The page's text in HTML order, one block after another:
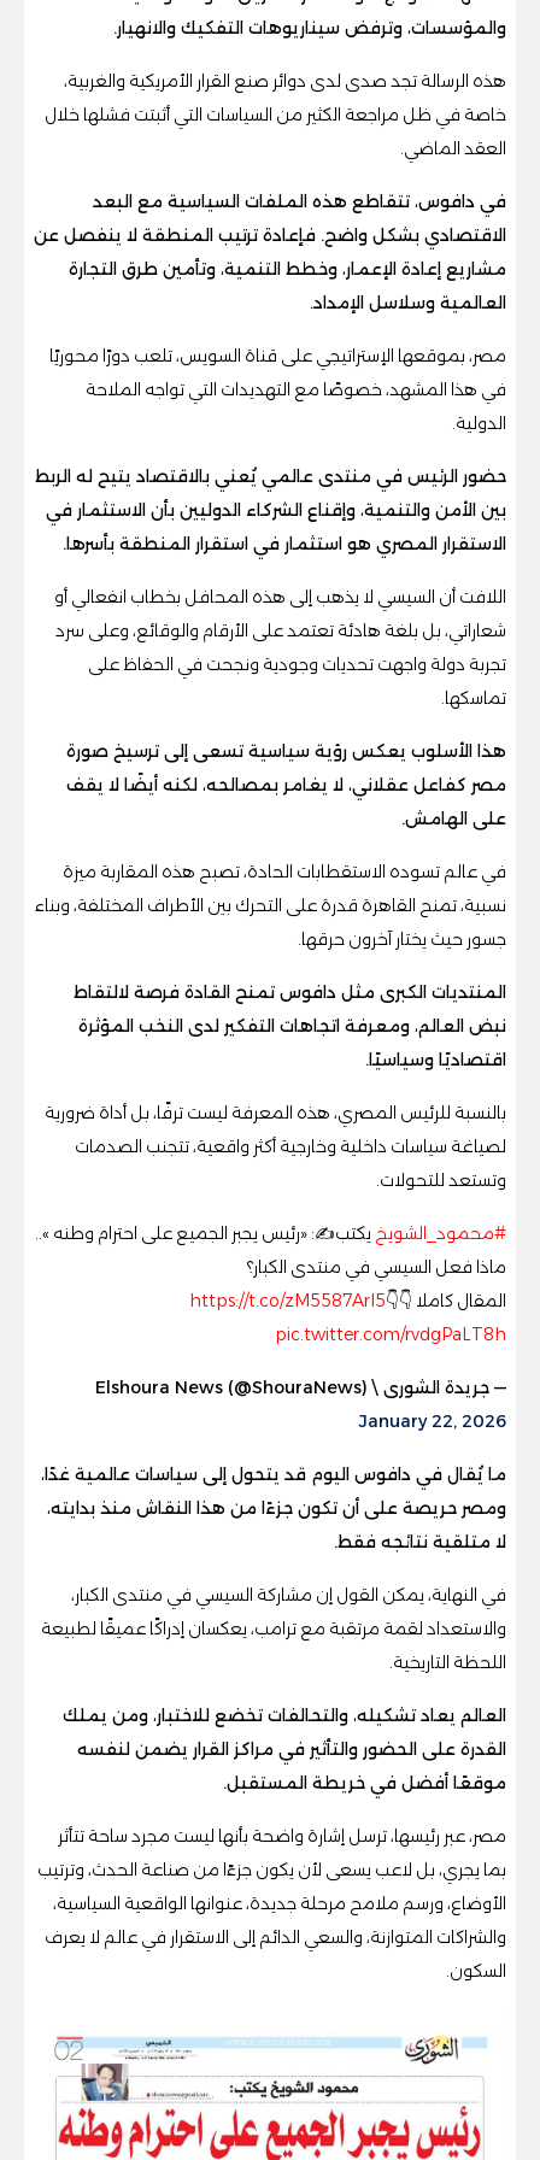
والمؤسسات، وترفض سيناريوهات التفكيك والانهيار.
هذه الرسالة تجد صدى لدى دوائر صنع القرار الأمريكية والغربية،
خاصة في ظل مراجعة الكثير من السياسات التي أثبتت فشلها خلال
العقد الماضي.
في دافوس، تتقاطع هذه الملفات السياسية مع البعد
الاقتصادي بشكل واضح. فإعادة ترتيب المنطقة لا ينفصل عن
مشاريع إعادة الإعمار، وخطط التنمية، وتأمين طرق التجارة
العالمية وسلاسل الإمداد.
مصر، بموقعها الإستراتيجي على قناة السويس، تلعب دورًا محوريًا
في هذا المشهد، خصوصًا مع التهديدات التي تواجه الملاحة
الدولية.
حضور الرئيس في منتدى عالمي يُعني بالاقتصاد يتيح له الربط
بين الأمن والتنمية، وإقناع الشركاء الدوليين بأن الاستثمار في
الاستقرار المصري هو استثمار في استقرار المنطقة بأسرها.
اللافت أن السيسي لا يذهب إلى هذه المحافل بخطاب انفعالي أو
شعاراتي، بل بلغة هادئة تعتمد على الأرقام والوقائع، وعلى سرد
تجربة دولة واجهت تحديات وجودية ونجحت في الحفاظ على
تماسكها.
هذا الأسلوب يعكس رؤية سياسية تسعى إلى ترسيخ صورة
مصر كفاعل عقلاني، لا يغامر بمصالحه، لكنه أيضًا لا يقف
على الهامش.
في عالم تسوده الاستقطابات الحادة، تصبح هذه المقاربة ميزة
نسبية، تمنح القاهرة قدرة على التحرك بين الأطراف المختلفة، وبناء
جسور حيث يختار آخرون حرقها.
المنتديات الكبرى مثل دافوس تمنح القادة فرصة لالتقاط
نبض العالم، ومعرفة اتجاهات التفكير لدى النخب المؤثرة
اقتصاديًا وسياسيًا.
بالنسبة للرئيس المصري، هذه المعرفة ليست ترفًا، بل أداة ضرورية
لصياغة سياسات داخلية وخارجية أكثر واقعية، تتجنب الصدمات
وتستعد للتحولات.
#محمود_الشويخ يكتب✍️: «رئيس يجبر الجميع على احترام وطنه »..
ماذا فعل السيسي في منتدى الكبار؟
المقال كاملا 👇👇https://t.co/zM5587Arl5
pic.twitter.com/rvdgPaLT8h
— جريدة الشورى \ Elshoura News (@ShouraNews)
January 22, 2026
ما يُقال في دافوس اليوم قد يتحول إلى سياسات عالمية غدًا،
ومصر حريصة على أن تكون جزءًا من هذا النقاش منذ بدايته،
لا متلقية نتائجه فقط.
في النهاية، يمكن القول إن مشاركة السيسي في منتدى الكبار،
والاستعداد لقمة مرتقبة مع ترامب، يعكسان إدراكًا عميقًا لطبيعة
اللحظة التاريخية.
العالم يعاد تشكيله، والتحالفات تخضع للاختبار، ومن يملك
القدرة على الحضور والتأثير في مراكز القرار يضمن لنفسه
موقعًا أفضل في خريطة المستقبل.
مصر، عبر رئيسها، ترسل إشارة واضحة بأنها ليست مجرد ساحة تتأثر
بما يجري، بل لاعب يسعى لأن يكون جزءًا من صناعة الحدث، وترتيب
الأوضاع، ورسم ملامح مرحلة جديدة، عنوانها الواقعية السياسية،
والشراكات المتوازنة، والسعي الدائم إلى الاستقرار في عالم لا يعرف
السكون.